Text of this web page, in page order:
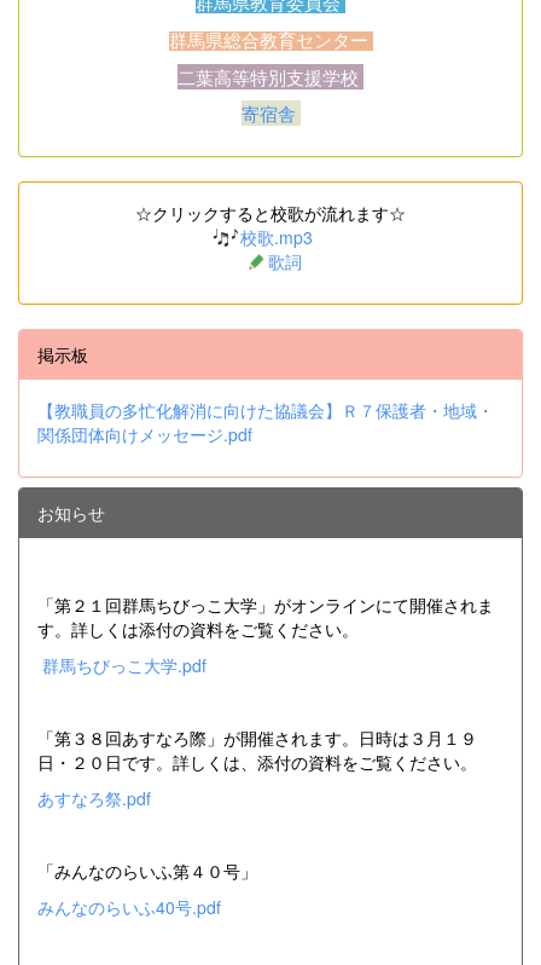
群馬県総合教育センター
二葉高等特別支援学校
寄宿舎
☆クリックすると校歌が流れます☆
校歌.mp3
歌詞
掲示板
【教職員の多忙化解消に向けた協議会】Ｒ７保護者・地域・
関係団体向けメッセージ.pdf
お知らせ
「第２１回群馬ちびっこ大学」がオンラインにて開催されま
す。詳しくは添付の資料をご覧ください。
群馬ちびっこ大学.pdf
「第３８回あすなろ際」が開催されます。日時は３月１９
日・２０日です。詳しくは、添付の資料をご覧ください。
あすなろ祭.pdf
「みんなのらいふ第４０号」
みんなのらいふ40号.pdf